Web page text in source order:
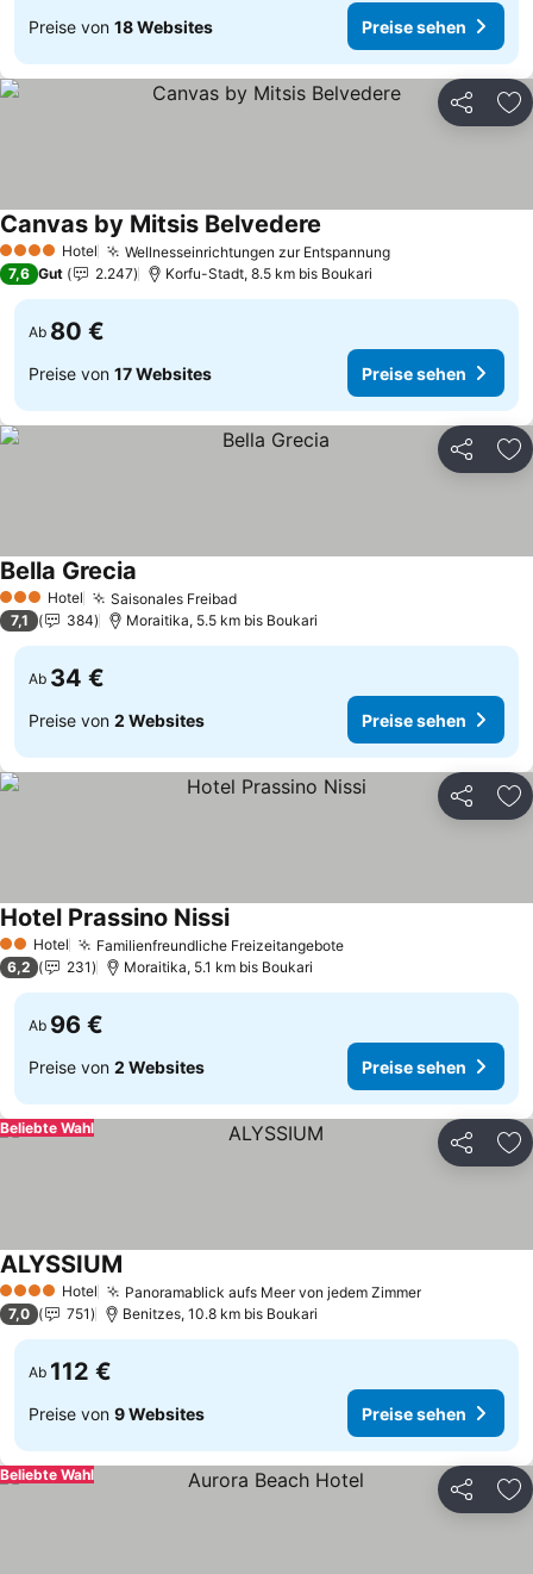
Preise von 18 Websites Preise sehen
Teilen
4 Sterne Hotel Wellnesseinrichtungen zur Entspannung
Canvas by Mitsis Belvedere
7,6 Gut 2.247 Korfu-Stadt, 8.5 km bis Boukari
Ab 80 €
Preise von 17 Websites Preise sehen
Teilen
3 SterneHotel Saisonales Freibad
Bella Grecia
7,1 384 Moraitika, 5.5 km bis Boukari
Ab 34 €
Preise von 2 Websites Preise sehen
Teilen
2 Sterne
Hotel Familienfreundliche Freizeitangebote
Hotel Prassino Nissi
6,2 231 Moraitika, 5.1 km bis Boukari
Ab 96 €
Preise von 2 Websites Preise sehen
Teilen
Beliebte Wahl
4 Sterne Hotel Panoramablick aufs Meer von jedem Zimmer
ALYSSIUM
7,0 751 Benitzes, 10.8 km bis Boukari
Ab 112 €
Preise von 9 Websites Preise sehen
Teilen
Beliebte Wahl